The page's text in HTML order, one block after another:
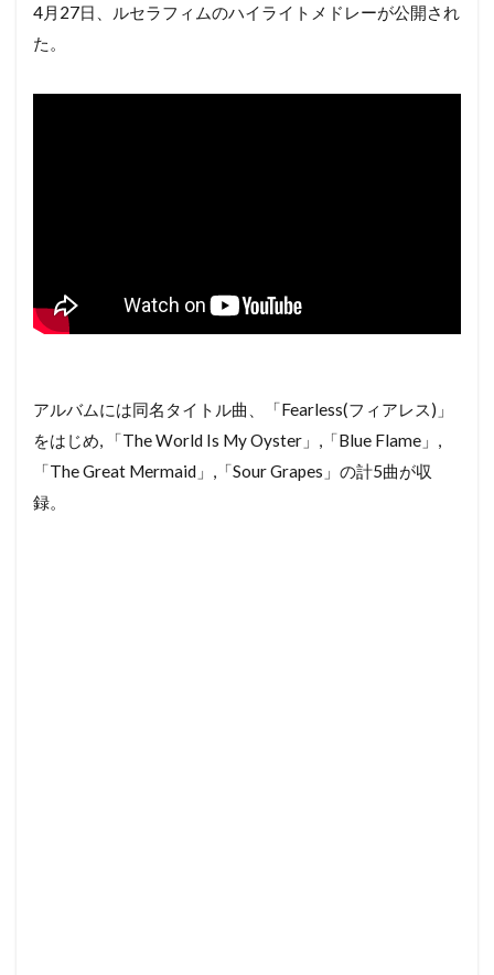
4月27日、ルセラフィムのハイライトメドレーが公開され
た。
アルバムには同名タイトル曲、「Fearless(フィアレス)」
をはじめ, 「The World Is My Oyster」,「Blue Flame」,
「The Great Mermaid」,「Sour Grapes」の計5曲が収
録。